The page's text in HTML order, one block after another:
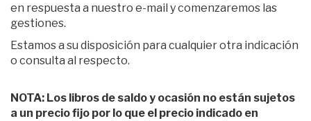
en respuesta a nuestro e-mail y comenzaremos las
gestiones.
Estamos a su disposición para cualquier otra indicación
o consulta al respecto.
NOTA: Los libros de saldo y ocasión no están sujetos
a un precio fijo por lo que el precio indicado en